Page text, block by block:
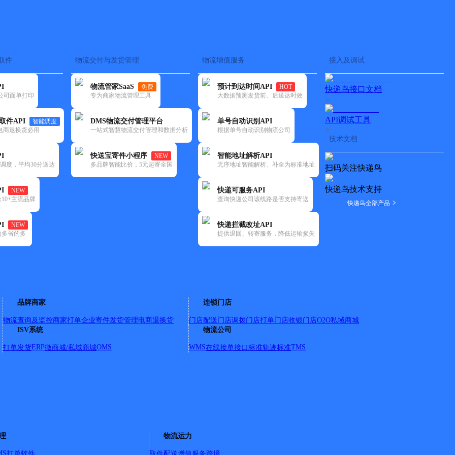
件
司面单打印
件API
智能调度
商退换货必用
度，平均30分送达
NEW
主流品牌
NEW
省的多
物流交付与发货管理
物流管家SaaS
免费
专为商家物流管理工具
DMS物流交付管理平台
一站式智慧物流交付管理和数据分析
快送宝寄件小程序
NEW
多品牌智能比价，5元起寄全国
物流增值服务
预计到达时间API
HOT
大数据预测发货前、后送达时效
单号自动识别API
根据单号自动识别物流公司
智能地址解析API
无序地址智能解析、补全为标准地址
快递可服务API
查询快递公司该线路是否支持寄送
快递拦截改址API
提供退回、转寄服务，降低运输损失
接入及调试
快递鸟接口文档
API调试工具
技术文档
扫码关注快递鸟
快递鸟技术支持
快递鸟全部产品
品牌商家
物流查询及监控商家打单企业寄件发货管理电商退换货
连锁门店
门店配送门店调拨门店打单门店收银门店O2O私域商城
ISV系统
打单发货ERP微商城/私域商城OMS
物流公司
WMS在线接单接口标准轨迹标准TMS
物流运力
NEW
大道59号后面城兴楼1-29号
号